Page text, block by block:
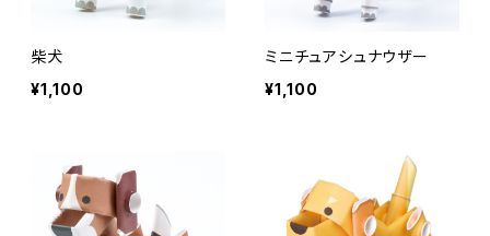
柴犬
¥1,100
ミニチュアシュナウザー
¥1,100